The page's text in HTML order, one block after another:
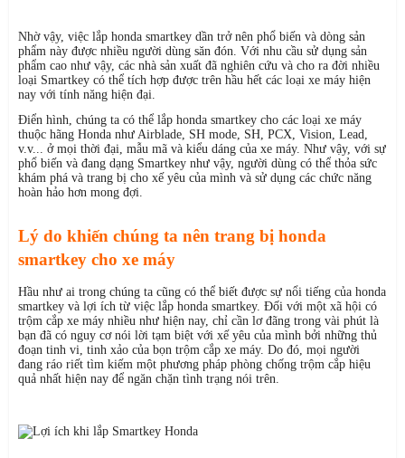
Nhờ vậy, việc lắp honda smartkey dần trở nên phổ biến và dòng sản
phẩm này được nhiều người dùng săn đón. Với nhu cầu sử dụng sản
phẩm cao như vậy, các nhà sản xuất đã nghiên cứu và cho ra đời nhiều
loại Smartkey có thể tích hợp được trên hầu hết các loại xe máy hiện
nay với tính năng hiện đại.
Điển hình, chúng ta có thể lắp honda smartkey cho các loại xe máy
thuộc hãng Honda như Airblade, SH mode, SH, PCX, Vision, Lead,
v.v... ở mọi thời đại, mẫu mã và kiểu dáng của xe máy. Như vậy, với sự
phổ biến và đang dạng Smartkey như vậy, người dùng có thể thỏa sức
khám phá và trang bị cho xế yêu của mình và sử dụng các chức năng
hoàn hảo hơn mong đợi.
Lý do khiến chúng ta nên trang bị honda
smartkey cho xe máy
Hầu như ai trong chúng ta cũng có thể biết được sự nổi tiếng của honda
smartkey và lợi ích từ việc lắp honda smartkey. Đối với một xã hội có
trộm cắp xe máy nhiều như hiện nay, chỉ cần lơ đãng trong vài phút là
bạn đã có nguy cơ nói lời tạm biệt với xế yêu của mình bởi những thủ
đoạn tinh vi, tinh xảo của bọn trộm cắp xe máy. Do đó, mọi người
đang ráo riết tìm kiếm một phương pháp phòng chống trộm cắp hiệu
quả nhất hiện nay để ngăn chặn tình trạng nói trên.